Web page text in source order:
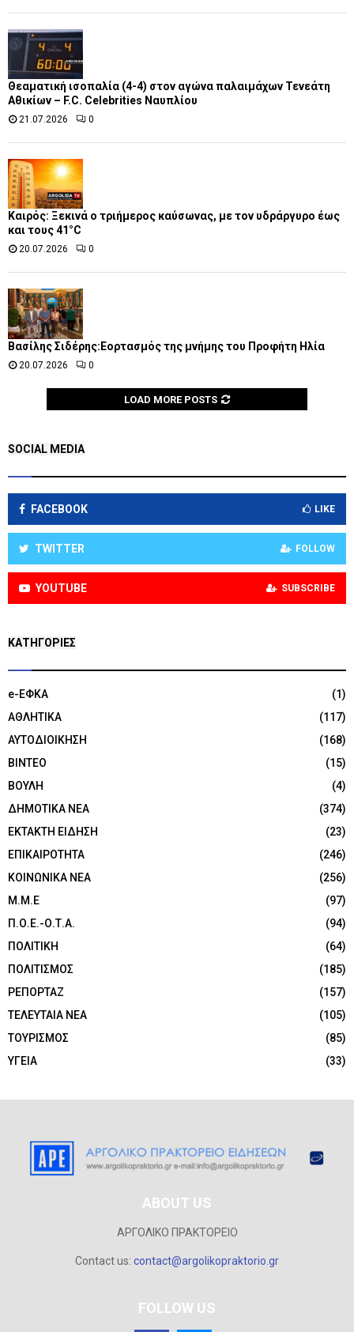
Θεαματική ισοπαλία (4-4) στον αγώνα παλαιμάχων Τενεάτη
Αθικίων – F.C. Celebrities Ναυπλίου
21.07.2026 0
Καιρός: Ξεκινά ο τριήμερος καύσωνας, με τον υδράργυρο έως
και τους 41°C
20.07.2026 0
Βασίλης Σιδέρης:Εορτασμός της μνήμης του Προφήτη Ηλία
20.07.2026 0
LOAD MORE POSTS
SOCIAL MEDIA
FACEBOOK LIKE
TWITTER FOLLOW
YOUTUBE SUBSCRIBE
KΑΤΗΓΟΡΊΕΣ
e-ΕΦΚΑ
(1)
ΑΘΛΗΤΙΚΑ
(117)
ΑΥΤΟΔΙΟΙΚΗΣΗ
(168)
ΒΙΝΤΕΟ
(15)
ΒΟΥΛΗ
(4)
ΔΗΜΟΤΙΚΑ ΝΕΑ
(374)
ΕΚΤΑΚΤΗ ΕΙΔΗΣΗ
(23)
ΕΠΙΚΑΙΡΟΤΗΤΑ
(246)
ΚΟΙΝΩΝΙΚΑ ΝΕΑ
(256)
Μ.Μ.Ε
(97)
Π.Ο.Ε.-Ο.Τ.Α.
(94)
ΠΟΛΙΤΙΚΗ
(64)
ΠΟΛΙΤΙΣΜΟΣ
(185)
ΡΕΠΟΡΤΑΖ
(157)
ΤΕΛΕΥΤΑΙΑ ΝΕΑ
(105)
ΤΟΥΡΙΣΜΟΣ
(85)
ΥΓΕΙΑ
(33)
ABOUT US
ΑΡΓΟΛΙΚΟ ΠΡΑΚΤΟΡΕΙΟ
Contact us: contact@argolikopraktorio.gr
FOLLOW US